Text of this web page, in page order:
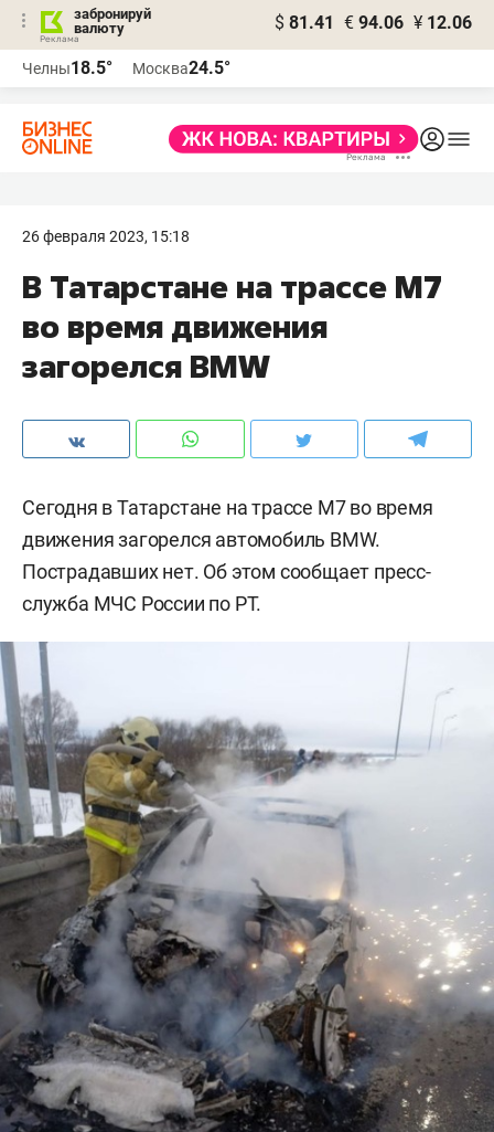
забронируй
валюту
$ 81.41 € 94.06 ¥ 12.06
Челны18.5° Москва24.5°
26 февраля 2023, 15:18
В Татарстане на трассе М7
во время движения
загорелся BMW
Сегодня в Татарстане на трассе М7 во время
движения загорелся автомобиль BMW.
Пострадавших нет. Об этом сообщает пресс-
служба МЧС России по РТ.